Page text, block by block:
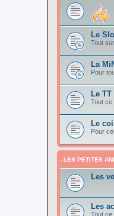
Le
Tout
La
Pour
Le TT
Tout ce
Le
Pour
- LES PETITES
Les
Les
Tout